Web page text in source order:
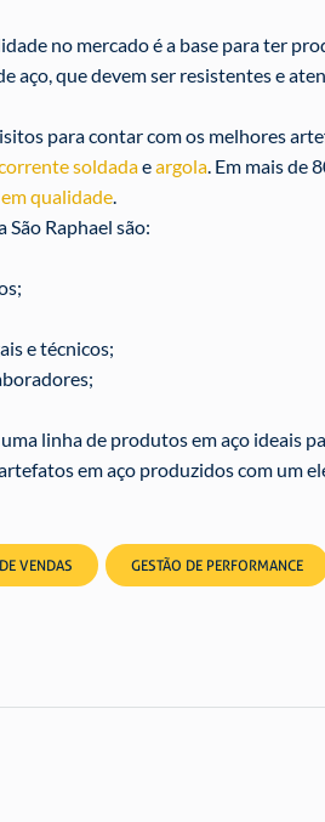
no mercado é a base para ter
que devem ser resistentes e
para contar com os melhores
soldadaeargola. Em mais de
qualidade.
Raphael são:
e técnicos;
linha de produtos em aço ideais
em aço produzidos com um
VENDAS GESTÃO DE PERFORMANCE